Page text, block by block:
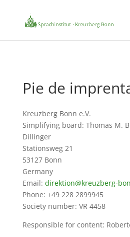
Pie de
Kreuzberg Bonn e.V.
Simplifying board: Thomas M.
Dillinger
Stationsweg 21
53127 Bonn
Germany
Email: direktion@kreuzberg-
Phone: ‭+49 228 2899945‬
Society number: VR 4458
Responsible for content: